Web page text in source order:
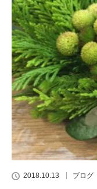
2018.10.13 ブログ